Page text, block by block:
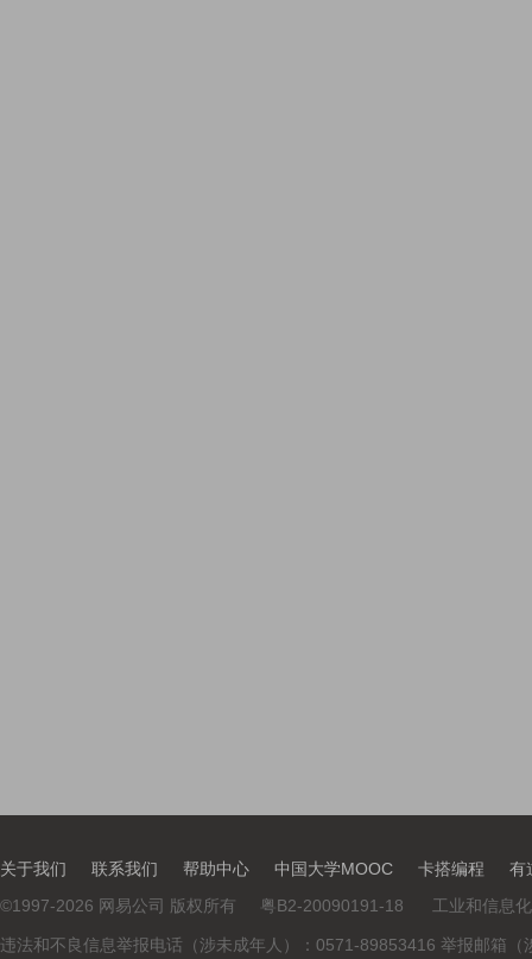
关于我们 联系我们 帮助中心 中国大学MOOC 卡搭编程
有
©1997-2026 网易公司 版权所有 粤B2-20090191-18 工业和信息
违法和不良信息举报电话（涉未成年人）：0571-89853416 举报邮箱